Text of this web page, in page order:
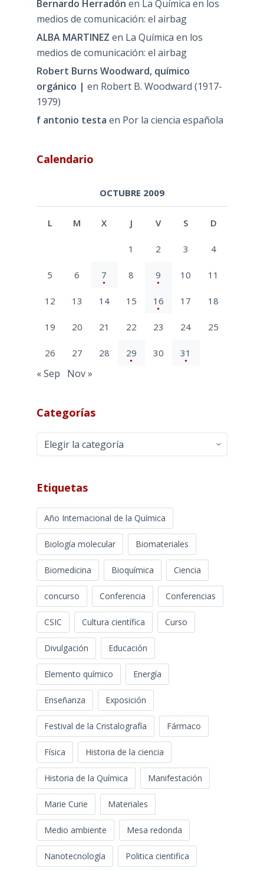
Bernardo Herradón en La Química en los
medios de comunicación: el airbag
ALBA MARTINEZ en La Química en los
medios de comunicación: el airbag
Robert Burns Woodward, químico
orgánico | en Robert B. Woodward (1917-
1979)
f antonio testa en Por la ciencia española
Calendario
OCTUBRE 2009
L M X J V S D
1 2 3 4
5 6 7 8 9 10 11
12 13 14 15 16 17 18
19 20 21 22 23 24 25
26 27 28 29 30 31
« Sep Nov »
Categorías
Categorías
Etiquetas
Año Internacional de la Química
Biología molecular Biomateriales
Biomedicina Bioquímica Ciencia
concurso Conferencia Conferencias
CSIC Cultura científica Curso
Divulgación Educación
Elemento químico Energía
Enseñanza Exposición
Festival de la Cristalografía Fármaco
Física Historia de la ciencia
Historia de la Química Manifestación
Marie Curie Materiales
Medio ambiente Mesa redonda
Nanotecnología Politica cientifica